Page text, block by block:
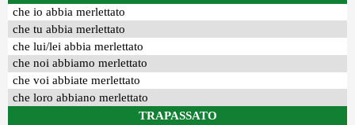
che io abbia merlettato
che tu abbia merlettato
che lui/lei abbia merlettato
che noi abbiamo merlettato
che voi abbiate merlettato
che loro abbiano merlettato
TRAPASSATO